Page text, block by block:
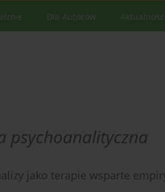
Dla Autorów Aktualności
psychoanalityczna
jako terapie wsparte